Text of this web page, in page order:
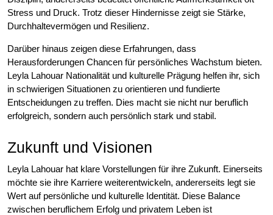
Stress und Druck. Trotz dieser Hindernisse zeigt sie Stärke,
Durchhaltevermögen und Resilienz.
Darüber hinaus zeigen diese Erfahrungen, dass
Herausforderungen Chancen für persönliches Wachstum bieten.
Leyla Lahouar Nationalität und kulturelle Prägung helfen ihr, sich
in schwierigen Situationen zu orientieren und fundierte
Entscheidungen zu treffen. Dies macht sie nicht nur beruflich
erfolgreich, sondern auch persönlich stark und stabil.
Zukunft und Visionen
Leyla Lahouar hat klare Vorstellungen für ihre Zukunft. Einerseits
möchte sie ihre Karriere weiterentwickeln, andererseits legt sie
Wert auf persönliche und kulturelle Identität. Diese Balance
zwischen beruflichem Erfolg und privatem Leben ist